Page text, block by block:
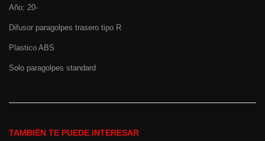
Año: 20-
Difusor paragolpes trasero tipo R
Plastico ABS
Solo paragolpes standard
TAMBIÉN TE PUEDE INTERESAR